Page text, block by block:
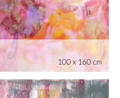
100 x 160 cm